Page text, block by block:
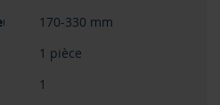
170-330 mm
1 pièce
1